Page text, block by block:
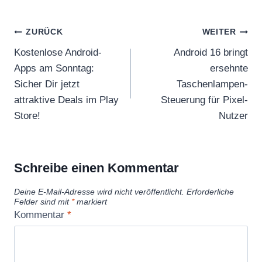
Beitragsnavigation
ZURÜCK
Kostenlose Android-
Apps am Sonntag:
Sicher Dir jetzt
attraktive Deals im Play
Store!
WEITER
Android 16 bringt
ersehnte
Taschenlampen-
Steuerung für Pixel-
Nutzer
Schreibe einen Kommentar
Deine E-Mail-Adresse wird nicht veröffentlicht. Erforderliche
Felder sind mit *markiert
Kommentar *